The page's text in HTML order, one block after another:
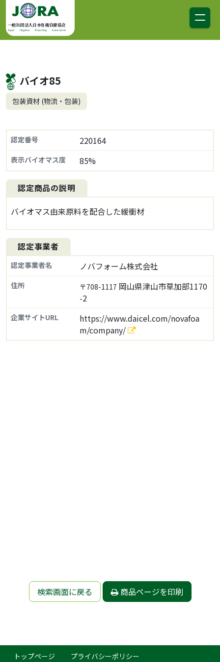
コンテンツへスキップ
メインナビゲーション
一般社団法人日本有機資源協会
Japan Organics Recycling Association
バイオ85
包装資材 (物流・包装)
認定番号 220164
表示バイオマス度 85%
認定商品の説明
バイオマス由来原料を配合した緩衝材
認定事業者
認定事業者名 ノバフォーム株式会社
住所 〒708-1117 岡山県津山市草加部1170
-2
企業サイトURL
https://www.daicel.com/novafoa
m/company/
検索画面に戻る 商品ページを印刷
トップページ プライバシーポリシー